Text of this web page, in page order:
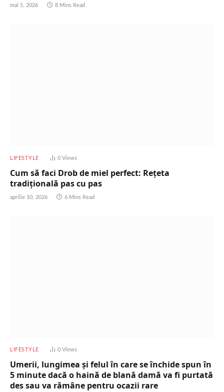
mai 5, 2026 8 Mins Read
LIFESTYLE 0 Views
Cum să faci Drob de miel perfect: Rețeta
tradițională pas cu pas
aprilie 10, 2026 6 Mins Read
LIFESTYLE 0 Views
Umerii, lungimea și felul în care se închide spun în
5 minute dacă o haină de blană damă va fi purtată
des sau va rămâne pentru ocazii rare